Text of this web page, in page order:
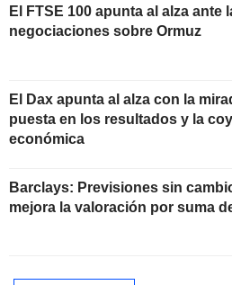
El FTSE 100 apunta al alza ante
negociaciones sobre Ormuz
El Dax apunta al alza con la
puesta en los resultados y la
económica
Barclays: Previsiones sin
mejora la valoración por suma